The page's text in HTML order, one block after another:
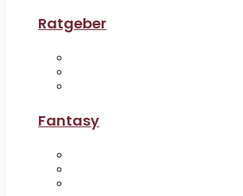
Ratgeber
Fantasy